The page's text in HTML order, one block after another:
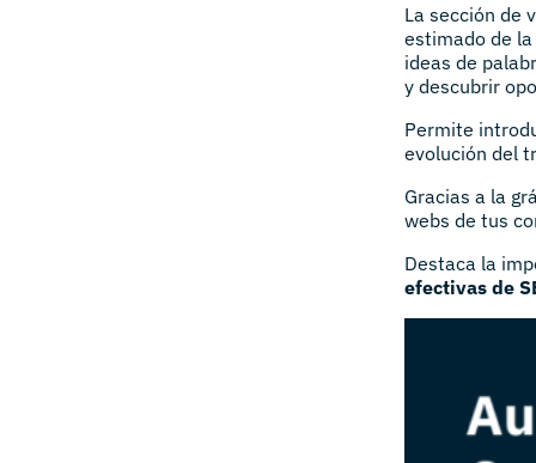
La sección de
estimado de
ideas de
y descubrir
Permite
evolución del
Gracias a la
webs de tus
Destaca la
efectivas de